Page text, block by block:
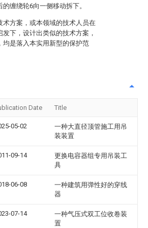
缠绕轮6向一侧移动拆下。
术方案，或本领域的技术人员在
下，设计出类似的技术方案，
均是落入本实用新型的保护范
Date Title
05-02
一种大直径顶管施工用吊
装装置
09-14
更换电容器组专用吊装工
具
06-08
一种建筑用弹性好的穿线
器
07-14
一种气压式双工位收卷装
置